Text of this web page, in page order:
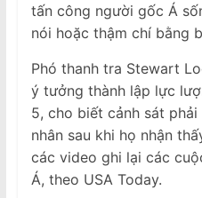
tấn công người gốc Á
nói hoặc thậm chí bằng
Phó thanh tra Stewart
ý tưởng thành lập lực
5, cho biết cảnh sát
nhân sau khi họ nhận
các video ghi lại các
Á, theo USA Today.